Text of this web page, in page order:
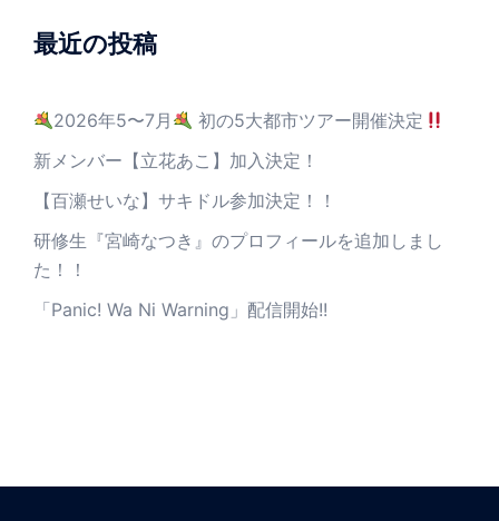
最近の投稿
2026年5〜7月
初の5大都市ツアー開催決定
新メンバー【立花あこ】加入決定！
【百瀬せいな】サキドル参加決定！！
研修生『宮崎なつき』のプロフィールを追加しまし
た！！
「Panic! Wa Ni Warning」配信開始!!